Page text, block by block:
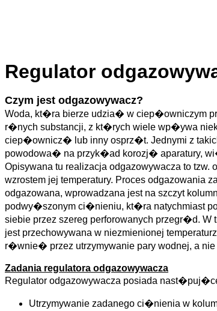
Regulator
Czym jest odgazowywacz?
Woda, kt�ra bierze udzia� w ciep�owniczym
r�nych substancji, z kt�rych wiele wp�ywa
ciep�ownicz� lub inny osprz�t. Jednymi z
powodowa� na przyk�ad korozj� aparatury,
Opisywana tu realizacja odgazowywacza to tzw.
wzrostem jej temperatury. Proces odgazowania
odgazowana, wprowadzana jest na szczyt
podwy�szonym ci�nieniu, kt�ra natychmiast
siebie przez szereg perforowanych przegr�d.
jest przechowywana w niezmienionej
r�wnie� przez utrzymywanie pary wodnej, a
Zadania regulatora odgazowywacza
Regulator odgazowywacza posiada
Utrzymywanie zadanego ci�nienia w